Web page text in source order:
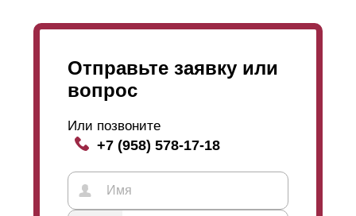
порошковое покрытие стоит дороже, чем
случае, когда оно вам точно подходит.
Отправьте заявку или
вопрос
Или позвоните
+7 (958) 578-17-18